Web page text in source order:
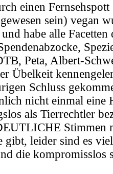
einen
sein) vegan
habe alle Facetten
Peta, Albert-
Übelkeit
Schluss
nicht einmal eine
als Tierrechtler
Stimmen
gibt, leider sind es
die kompromisslos